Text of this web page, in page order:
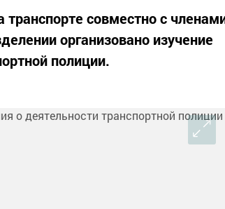
совместно с
организовано изучение
полиции.